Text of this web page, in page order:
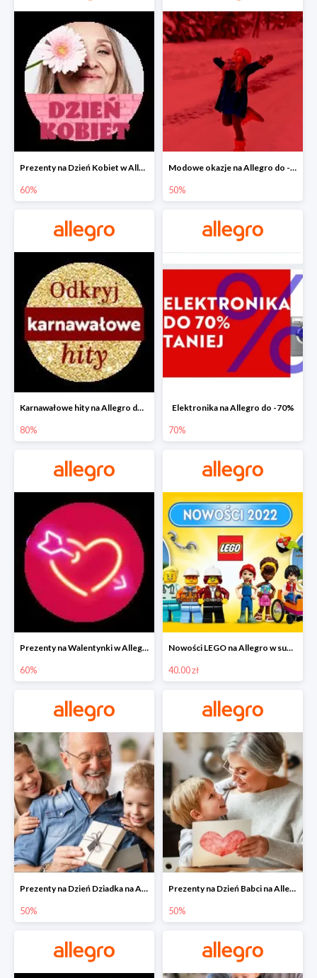
Prezenty na Dzień Kobiet w Allegro do -60%
60%
Modowe okazje na Allegro do -50%
50%
Karnawałowe hity na Allegro do -80%
80%
Elektronika na Allegro do -70%
70%
Prezenty na Walentynki w Allegro do -60%
60%
Nowości LEGO na Allegro w super cenach od 40 zł
40.00 zł
Prezenty na Dzień Dziadka na Allegro do -50%
50%
Prezenty na Dzień Babci na Allegro do -50%
50%